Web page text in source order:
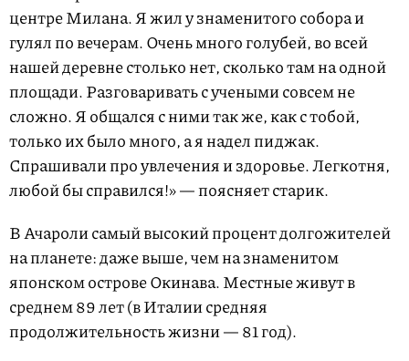
центре Милана. Я жил у знаменитого собора и
гулял по вечерам. Очень много голубей, во всей
нашей деревне столько нет, сколько там на одной
площади. Разговаривать с учеными совсем не
сложно. Я общался с ними так же, как с тобой,
только их было много, а я надел пиджак.
Спрашивали про увлечения и здоровье. Легкотня,
любой бы справился!» — поясняет старик.
В Ачароли самый высокий процент долгожителей
на планете: даже выше, чем на знаменитом
японском острове Окинава. Местные живут в
среднем 89 лет (в Италии средняя
продолжительность жизни — 81 год).